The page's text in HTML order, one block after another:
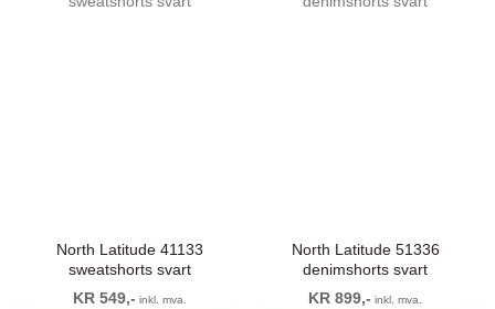
North Latitude 41133
sweatshorts svart
KR 549,- inkl. mva.
North Latitude 51336
denimshorts svart
KR 899,- inkl. mva.